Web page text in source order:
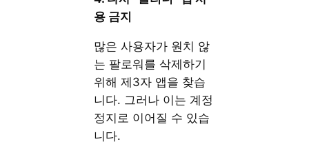
용 금지
많은 사용자가 원치 않
는 팔로워를 삭제하기
위해 제3자 앱을 찾습
니다. 그러나 이는 계정
정지로 이어질 수 있습
니다.